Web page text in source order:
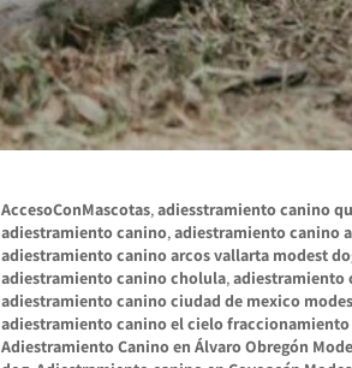
AccesoConMascotas, adiesstramiento canino
adiestramiento canino, adiestramiento canino
adiestramiento canino arcos vallarta modest
adiestramiento canino cholula, adiestramiento
adiestramiento canino ciudad de mexico
adiestramiento canino el cielo
Adiestramiento Canino en Álvaro Obregón